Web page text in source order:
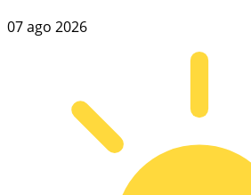
07 ago 2026